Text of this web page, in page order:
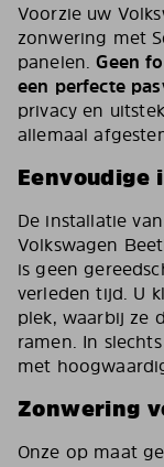
Voorzie uw
zonwering met
panelen.Geen
een perfecte
privacy en
allemaal
Eenvoudige
De installatie
Volkswagen
is geen
verleden tijd. U
plek, waarbij ze
ramen. In
met
Zonwering
Onze op maat